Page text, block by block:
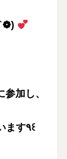
❁)
加し、
ます٩꒰